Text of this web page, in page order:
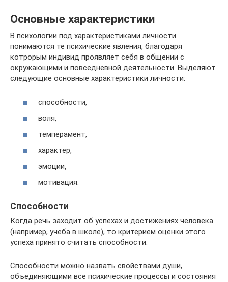
Основные характеристики
В психологии под характеристиками личности
понимаются те психические явления, благодаря
котрорым индивид проявляет себя в общении с
окружающими и повседневной деятельности. Выделяют
следующие основные характеристики личности:
способности,
воля,
темперамент,
характер,
эмоции,
мотивация.
Способности
Когда речь заходит об успехах и достижениях человека
(например, учеба в школе), то критерием оценки этого
успеха принято считать способности.
Способности можно назвать свойствами души,
объединяющими все психические процессы и состояния